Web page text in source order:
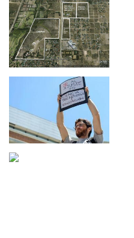
Imagen
Imagen